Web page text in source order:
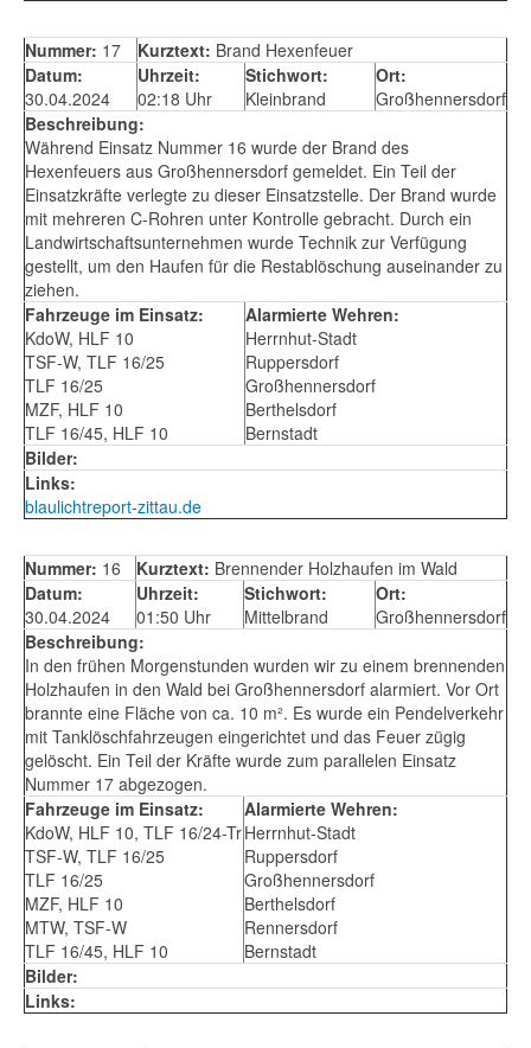
Nummer: 17 Kurztext: Brand Hexenfeuer
Datum:
30.04.2024
Uhrzeit:
02:18 Uhr
Stichwort:
Kleinbrand
Ort:
Großhennersdorf
Beschreibung:
Während Einsatz Nummer 16 wurde der Brand des
Hexenfeuers aus Großhennersdorf gemeldet. Ein Teil der
Einsatzkräfte verlegte zu dieser Einsatzstelle. Der Brand wurde
mit mehreren C-Rohren unter Kontrolle gebracht. Durch ein
Landwirtschaftsunternehmen wurde Technik zur Verfügung
gestellt, um den Haufen für die Restablöschung auseinander zu
ziehen.
Fahrzeuge im Einsatz:
KdoW, HLF 10
TSF-W, TLF 16/25
TLF 16/25
MZF, HLF 10
TLF 16/45, HLF 10
Alarmierte Wehren:
Herrnhut-Stadt
Ruppersdorf
Großhennersdorf
Berthelsdorf
Bernstadt
Bilder:
Links:
blaulichtreport-zittau.de
Nummer: 16 Kurztext: Brennender Holzhaufen im Wald
Datum:
30.04.2024
Uhrzeit:
01:50 Uhr
Stichwort:
Mittelbrand
Ort:
Großhennersdorf
Beschreibung:
In den frühen Morgenstunden wurden wir zu einem brennenden
Holzhaufen in den Wald bei Großhennersdorf alarmiert. Vor Ort
brannte eine Fläche von ca. 10 m². Es wurde ein Pendelverkehr
mit Tanklöschfahrzeugen eingerichtet und das Feuer zügig
gelöscht. Ein Teil der Kräfte wurde zum parallelen Einsatz
Nummer 17 abgezogen.
Fahrzeuge im Einsatz:
KdoW, HLF 10, TLF 16/24-Tr
TSF-W, TLF 16/25
TLF 16/25
MZF, HLF 10
MTW, TSF-W
TLF 16/45, HLF 10
Alarmierte Wehren:
Herrnhut-Stadt
Ruppersdorf
Großhennersdorf
Berthelsdorf
Rennersdorf
Bernstadt
Bilder:
Links: